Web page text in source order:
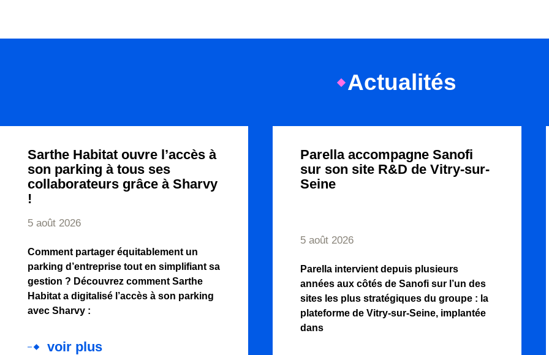
Actualités
Sarthe Habitat ouvre l’accès à
son parking à tous ses
collaborateurs grâce à Sharvy
!
5 août 2026
Comment partager équitablement un
parking d’entreprise tout en simplifiant sa
gestion ? Découvrez comment Sarthe
Habitat a digitalisé l’accès à son parking
avec Sharvy :
voir plus
Parella accompagne Sanofi
sur son site R&D de Vitry-sur-
Seine
5 août 2026
Parella intervient depuis plusieurs
années aux côtés de Sanofi sur l’un des
sites les plus stratégiques du groupe : la
plateforme de Vitry-sur-Seine, implantée
dans